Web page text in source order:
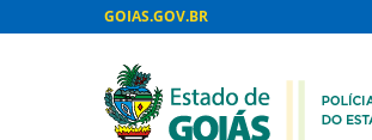
GOIAS.GOV.BR